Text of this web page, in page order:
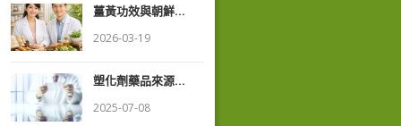
著作權聲明
薑黃功效與朝鮮...
2026-03-19
塑化劑藥品來源...
2025-07-08